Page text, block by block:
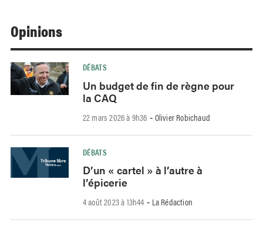
Opinions
DÉBATS
Un budget de fin de règne pour
la CAQ
22 mars 2026 à 9h36 - Olivier Robichaud
DÉBATS
D’un « cartel » à l’autre à
l’épicerie
4 août 2023 à 13h44 - La Rédaction